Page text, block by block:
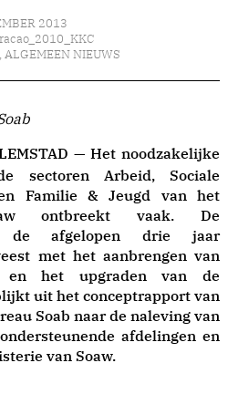
2013
ALGEMEEN NIEUWS
— Het noodzakelijke
sectoren Arbeid, Sociale
Familie & Jeugd van het
ontbreekt vaak. De
de afgelopen drie jaar
met het aanbrengen van
en het upgraden van de
uit het conceptrapport van
Soab naar de naleving van
afdelingen en
van Soaw.